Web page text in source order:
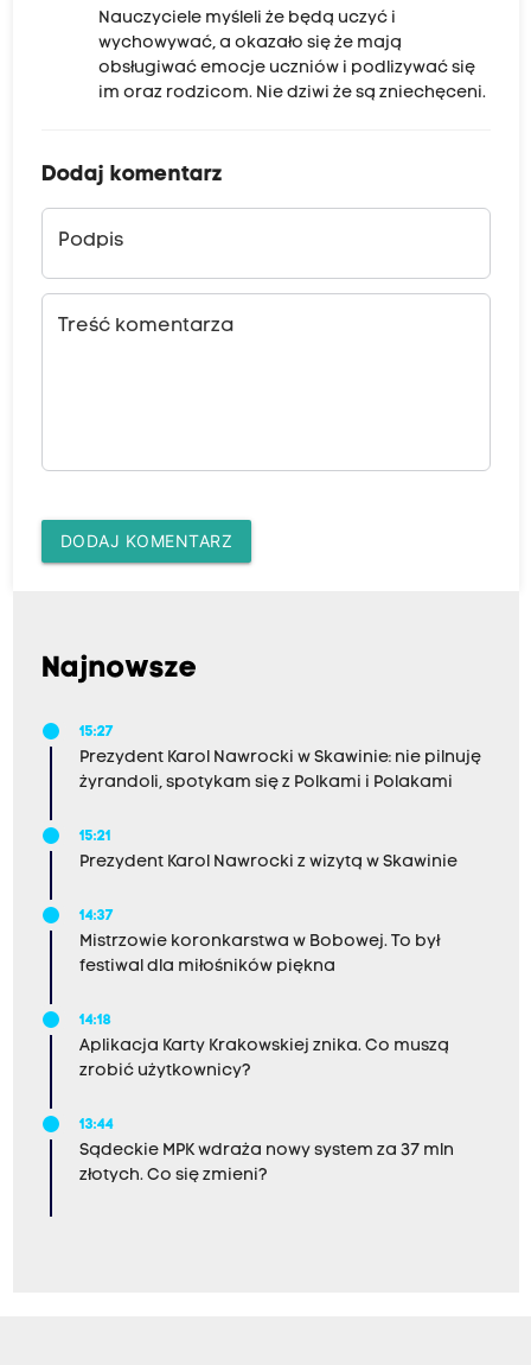
Nauczyciele myśleli że będą uczyć i
wychowywać, a okazało się że mają
obsługiwać emocje uczniów i podlizywać się
im oraz rodzicom. Nie dziwi że są zniechęceni.
Dodaj komentarz
Podpis
Treść komentarza
DODAJ KOMENTARZ
Najnowsze
15:27
Prezydent Karol Nawrocki w Skawinie: nie pilnuję
żyrandoli, spotykam się z Polkami i Polakami
15:21
Prezydent Karol Nawrocki z wizytą w Skawinie
14:37
Mistrzowie koronkarstwa w Bobowej. To był
festiwal dla miłośników piękna
14:18
Aplikacja Karty Krakowskiej znika. Co muszą
zrobić użytkownicy?
13:44
Sądeckie MPK wdraża nowy system za 37 mln
złotych. Co się zmieni?